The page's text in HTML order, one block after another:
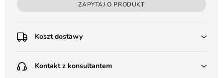
ZAPYTAJ O PRODUKT
Koszt dostawy
Poczta Polska Kurier 48H - 11 zł
Kontakt z konsultantem